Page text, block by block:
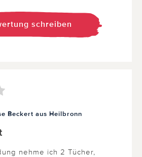
schreiben
Beckert aus Heilbronn
nehme ich 2 Tücher,